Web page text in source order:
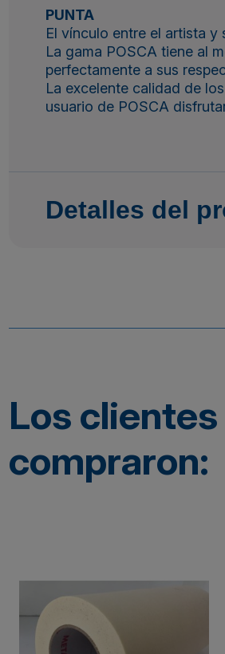
PUNTA
El vínculo entre el artista y
La gama POSCA tiene al
perfectamente a sus
La excelente calidad de
usuario de POSCA
Detalles del
Los
compraron: